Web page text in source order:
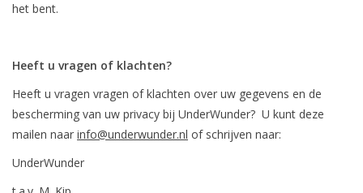
het bent.
Heeft u vragen of klachten?
Heeft u vragen vragen of klachten over uw gegevens en de
bescherming van uw privacy bij UnderWunder? U kunt deze
mailen naar info@underwunder.nl of schrijven naar:
UnderWunder